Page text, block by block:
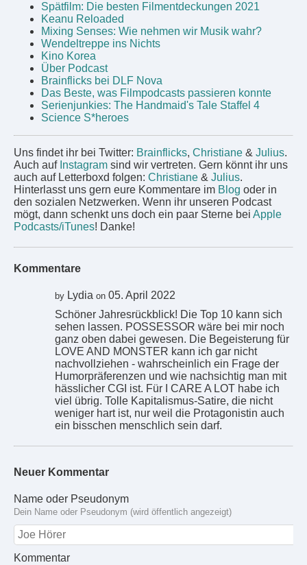
Spätfilm: Die besten Filmentdeckungen 2021
Keanu Reloaded
Mixing Senses: Wie nehmen wir Musik wahr?
Wendeltreppe ins Nichts
Kino Korea
Über Podcast
Brainflicks bei DLF Nova
Das Beste, was Filmpodcasts passieren konnte
Serienjunkies: The Handmaid's Tale Staffel 4
Science S*heroes
Uns findet ihr bei Twitter: Brainflicks, Christiane & Julius.
Auch auf Instagram sind wir vertreten. Gern könnt ihr uns
auch auf Letterboxd folgen: Christiane & Julius.
Hinterlasst uns gern eure Kommentare im Blog oder in
den sozialen Netzwerken. Wenn ihr unseren Podcast
mögt, dann schenkt uns doch ein paar Sterne bei Apple
Podcasts/iTunes! Danke!
Kommentare
by Lydia on 05. April 2022
Schöner Jahresrückblick! Die Top 10 kann sich
sehen lassen. POSSESSOR wäre bei mir noch
ganz oben dabei gewesen. Die Begeisterung für
LOVE AND MONSTER kann ich gar nicht
nachvollziehen - wahrscheinlich ein Frage der
Humorpräferenzen und wie nachsichtig man mit
hässlicher CGI ist. Für I CARE A LOT habe ich
viel übrig. Tolle Kapitalismus-Satire, die nicht
weniger hart ist, nur weil die Protagonistin auch
ein bisschen menschlich sein darf.
Neuer Kommentar
Name oder Pseudonym
Dein Name oder Pseudonym (wird öffentlich angezeigt)
Kommentar